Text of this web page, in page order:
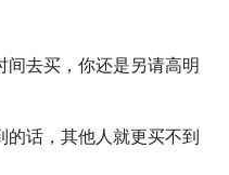
间去买，你还是另请高明
的话，其他人就更买不到